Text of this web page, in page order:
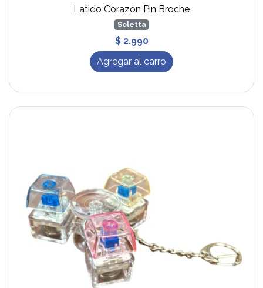
Latido Corazón Pin Broche
Soletta
$ 2.990
Agregar al carro